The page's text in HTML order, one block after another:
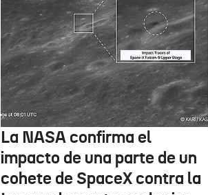
La NASA confirma el
impacto de una parte de un
cohete de SpaceX contra la